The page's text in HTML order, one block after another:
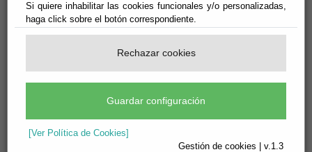
Si quiere inhabilitar las cookies funcionales y/o personalizadas,
haga click sobre el botón correspondiente.
Rechazar cookies
Guardar configuración
[Ver Política de Cookies]
Gestión de cookies | v.1.3
Pasodoble - Himno
Aquí puedes descargar el Pasodoble "Así es
ASI ES DALIAS 0002.mp3
3115 KB
himno.mp3
1841 KB